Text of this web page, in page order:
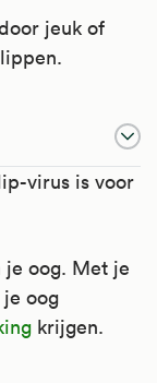
jeuk of
virus is voor
je oog. Met je
oog
krijgen.